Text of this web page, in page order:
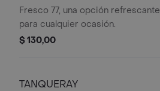
Fresco 77, una opción refrescante
para cualquier ocasión.
$ 130,00
TANQUERAY